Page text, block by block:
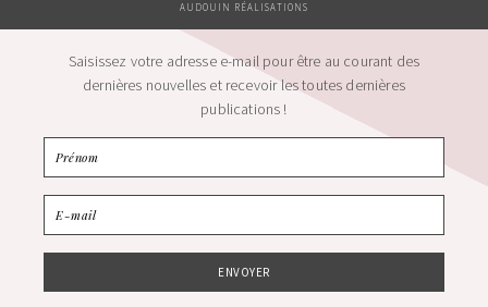
AUDOUIN RÉALISATIONS
Saisissez votre adresse e-mail pour être au courant des
dernières nouvelles et recevoir les toutes dernières
publications !